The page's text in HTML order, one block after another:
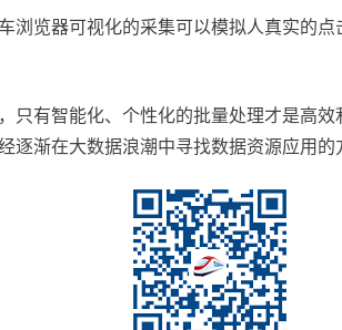
览器可视化的采集可以模拟人真实的点
有智能化、个性化的批量处理才是高效
渐在大数据浪潮中寻找数据资源应用的